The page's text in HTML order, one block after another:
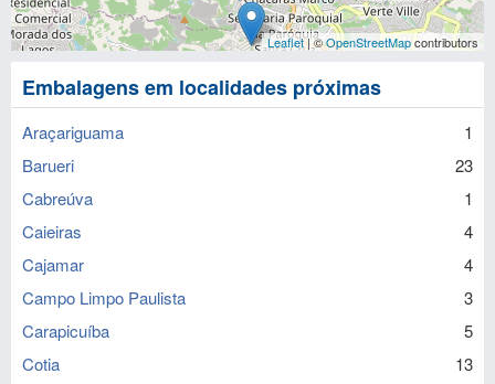
Leaflet| ©OpenStreetMapcontributors
Embalagens em localidades próximas
Araçariguama
1
Barueri
23
Cabreúva
1
Caieiras
4
Cajamar
4
Campo Limpo Paulista
3
Carapicuíba
5
Cotia
13